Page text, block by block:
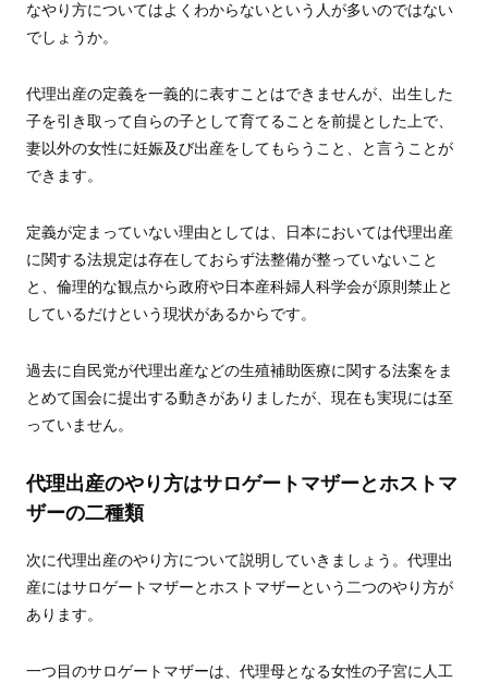
なやり方についてはよくわからないという人が多いのではない
でしょうか。
代理出産の定義を一義的に表すことはできませんが、出生した
子を引き取って自らの子として育てることを前提とした上で、
妻以外の女性に妊娠及び出産をしてもらうこと、と言うことが
できます。
定義が定まっていない理由としては、日本においては代理出産
に関する法規定は存在しておらず法整備が整っていないこと
と、倫理的な観点から政府や日本産科婦人科学会が原則禁止と
しているだけという現状があるからです。
過去に自民党が代理出産などの生殖補助医療に関する法案をま
とめて国会に提出する動きがありましたが、現在も実現には至
っていません。
代理出産のやり方はサロゲートマザーとホストマ
ザーの二種類
次に代理出産のやり方について説明していきましょう。代理出
産にはサロゲートマザーとホストマザーという二つのやり方が
あります。
一つ目のサロゲートマザーは、代理母となる女性の子宮に人工